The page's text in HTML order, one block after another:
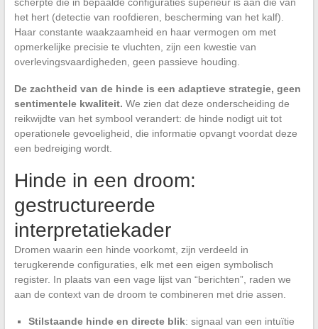
scherpte die in bepaalde configuraties superieur is aan die van
het hert (detectie van roofdieren, bescherming van het kalf).
Haar constante waakzaamheid en haar vermogen om met
opmerkelijke precisie te vluchten, zijn een kwestie van
overlevingsvaardigheden, geen passieve houding.
De zachtheid van de hinde is een adaptieve strategie, geen
sentimentele kwaliteit. We zien dat deze onderscheiding de
reikwijdte van het symbool verandert: de hinde nodigt uit tot
operationele gevoeligheid, die informatie opvangt voordat deze
een bedreiging wordt.
Hinde in een droom:
gestructureerde
interpretatiekader
Dromen waarin een hinde voorkomt, zijn verdeeld in
terugkerende configuraties, elk met een eigen symbolisch
register. In plaats van een vage lijst van “berichten”, raden we
aan de context van de droom te combineren met drie assen.
Stilstaande hinde en directe blik: signaal van een intuïtie